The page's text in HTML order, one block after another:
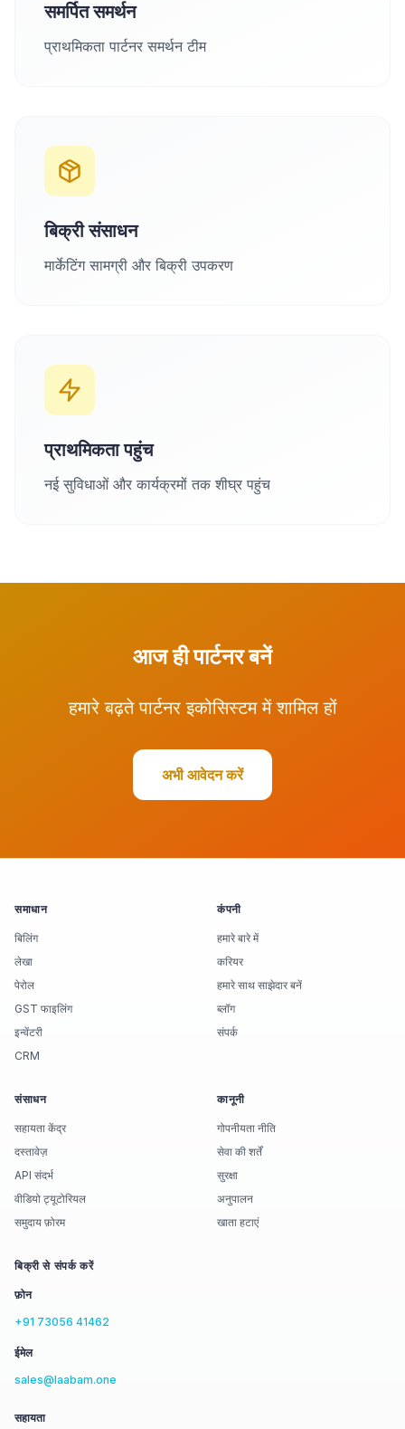
समर्पित समर्थन
प्राथमिकता पार्टनर समर्थन टीम
बिक्री संसाधन
मार्केटिंग सामग्री और बिक्री उपकरण
प्राथमिकता पहुंच
नई सुविधाओं और कार्यक्रमों तक शीघ्र पहुंच
आज ही पार्टनर बनें
हमारे बढ़ते पार्टनर इकोसिस्टम में शामिल हों
अभी आवेदन करें
समाधान
बिलिंग
लेखा
पेरोल
GST फाइलिंग
इन्वेंटरी
CRM
कंपनी
हमारे बारे में
करियर
हमारे साथ साझेदार बनें
ब्लॉग
संपर्क
संसाधन
सहायता केंद्र
दस्तावेज़
API संदर्भ
वीडियो ट्यूटोरियल
समुदाय फ़ोरम
कानूनी
गोपनीयता नीति
सेवा की शर्तें
सुरक्षा
अनुपालन
खाता हटाएं
बिक्री से संपर्क करें
फ़ोन
+91 73056 41462
ईमेल
sales@laabam.one
सहायता